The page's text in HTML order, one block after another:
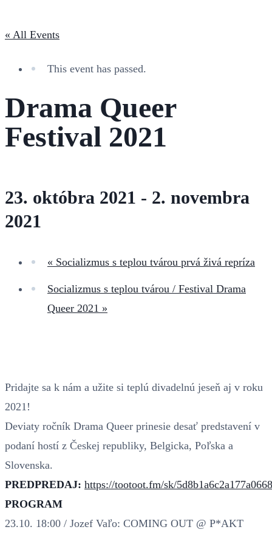
« All Events
This event has passed.
Drama Queer
Festival 2021
23. októbra 2021 - 2. novembra
2021
« Socializmus s teplou tvárou prvá živá repríza
Socializmus s teplou tvárou / Festival Drama
Queer 2021 »
Pridajte sa k nám a užite si teplú divadelnú jeseň aj v roku
2021!
Deviaty ročník Drama Queer prinesie desať predstavení v
podaní hostí z Českej republiky, Belgicka, Poľska a
Slovenska.
PREDPREDAJ: https://tootoot.fm/sk/
PROGRAM
23.10. 18:00 / Jozef Vaľo: COMING OUT @ P*AKT